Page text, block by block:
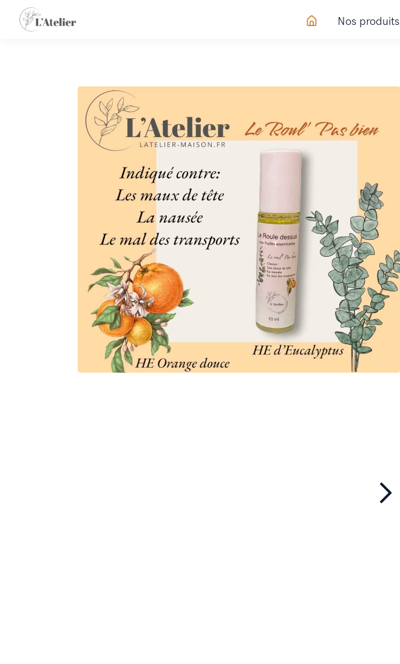
Nos produits